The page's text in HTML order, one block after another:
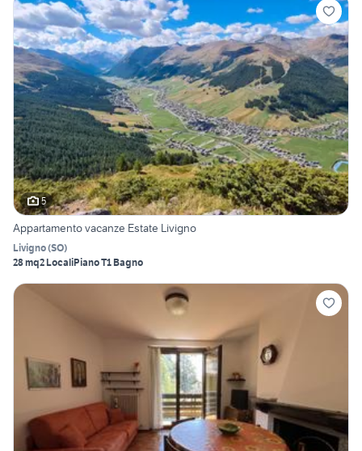
5
Appartamento vacanze Estate Livigno
Livigno(SO)
28 mq2 LocaliPiano T1 Bagno